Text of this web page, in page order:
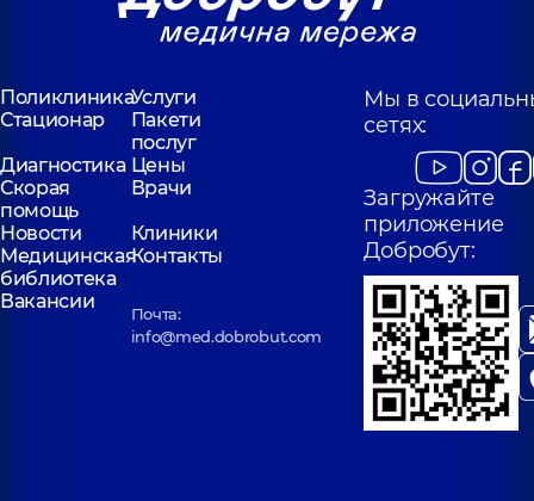
ПоликлиникаУслуги
Стационар
Пакети
послуг
Диагностика Цены
Скорая
помощь
Врачи
Новости
Клиники
Медицинская
библиотека
Контакты
Вакансии
Почта:
info@med.dobrobut.com
Мы в
сетях:
Загружайте
приложение
Добробут: